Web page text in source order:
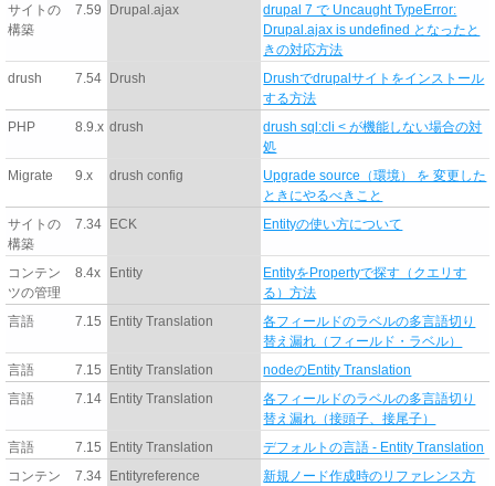
サイトの
構築
7.59 Drupal.ajax
drupal 7 で Uncaught TypeError:
Drupal.ajax is undefined となったと
きの対応方法
drush
7.54 Drush
Drushでdrupalサイトをインストール
する方法
PHP
8.9.x drush
drush sql:cli < が機能しない場合の対
処
Migrate
9.x drush config
Upgrade source（環境） を 変更した
ときにやるべきこと
サイトの
構築
7.34 ECK Entityの使い方について
コンテン
ツの管理
8.4x Entity
EntityをPropertyで探す（クエリす
る）方法
言語
7.15 Entity Translation
各フィールドのラベルの多言語切り
替え漏れ（フィールド・ラベル）
言語
7.15 Entity Translation
nodeのEntity Translation
言語
7.14 Entity Translation
各フィールドのラベルの多言語切り
替え漏れ（接頭子、接尾子）
言語
7.15 Entity Translation
デフォルトの言語 - Entity Translation
コンテン
7.34
Entityreference
新規ノード作成時のリファレンス方